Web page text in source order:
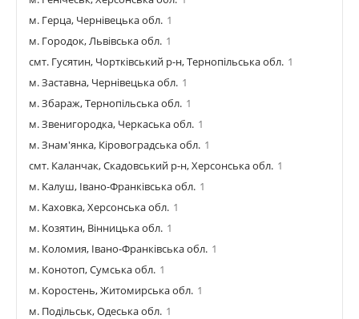
м. Герца, Чернівецька обл. 1
м. Городок, Львівська обл. 1
смт. Гусятин, Чортківський р-н, Тернопільська обл. 1
м. Заставна, Чернівецька обл. 1
м. Збараж, Тернопільська обл. 1
м. Звенигородка, Черкаська обл. 1
м. Знам'янка, Кіровоградська обл. 1
смт. Каланчак, Скадовський р-н, Херсонська обл. 1
м. Калуш, Івано-Франківська обл. 1
м. Каховка, Херсонська обл. 1
м. Козятин, Вінницька обл. 1
м. Коломия, Івано-Франківська обл. 1
м. Конотоп, Сумська обл. 1
м. Коростень, Житомирська обл. 1
м. Подільськ, Одеська обл. 1